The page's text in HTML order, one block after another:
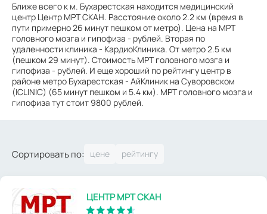
Ближе всего к м. Бухарестская находится медицинский
центр Центр МРТ СКАН. Расстояние около 2.2 км (время в
пути примерно 26 минут пешком от метро). Цена на МРТ
головного мозга и гипофиза - рублей. Вторая по
удаленности клиника - КардиоКлиника. От метро 2.5 км
(пешком 29 минут). Стоимость МРТ головного мозга и
гипофиза - рублей. И еще хороший по рейтингу центр в
районе метро Бухарестская - АйКлиник на Суворовском
(ICLINIC) (65 минут пешком и 5.4 км). МРТ головного мозга и
гипофиза тут стоит 9800 рублей.
Сортировать по:
ЦЕНТР МРТ СКАН